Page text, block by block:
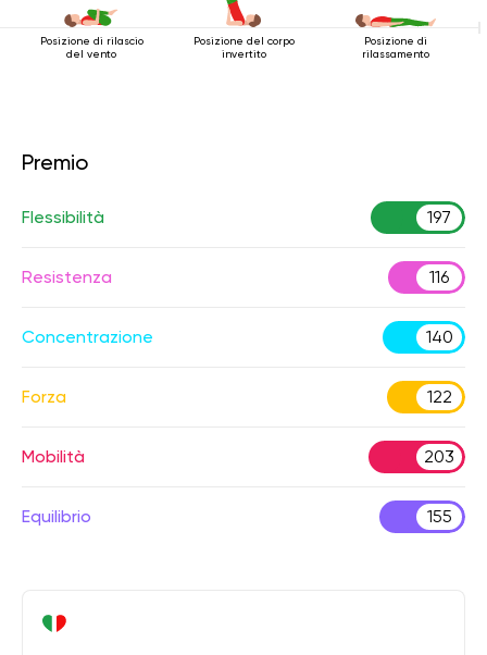
Posizione di rilascio
del vento
Posizione del corpo
invertito
Posizione di
rilassamento
Premio
Flessibilità 197
Resistenza 116
Concentrazione 140
Forza 122
Mobilità 203
Equilibrio 155